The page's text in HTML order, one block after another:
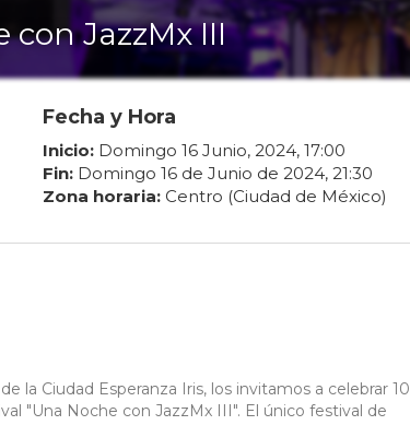
con JazzMx III
Fecha y Hora
Inicio: Domingo 16 Junio, 2024, 17:00
Fin: Domingo 16de Junio de 2024, 21:30
Zona horaria: Centro (Ciudad de México)
la Ciudad Esperanza Iris, los invitamos a celebrar 10
"Una Noche con JazzMx III". El único festival de